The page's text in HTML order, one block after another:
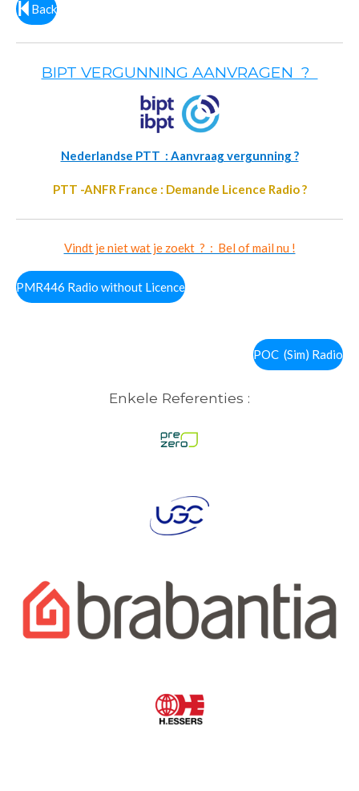
Back
BIPT VERGUNNING AANVRAGEN ?
Nederlandse PTT : Aanvraag vergunning ?
PTT -ANFR France : Demande Licence Radio ?
Vindt je niet wat je zoekt ? : Bel of mail nu !
PMR446 Radio without Licence
POC (Sim) Radio
Enkele Referenties :